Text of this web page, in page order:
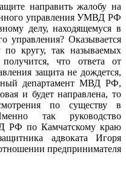
направить жалобу на
управления УМВД РФ
делу, находящемуся в
управления? Оказывается
по кругу, так называемых
что ответа от
защита не дождется,
департамент МВД РФ,
и будет направлена, то
по существу в
так руководство
РФ по Камчатскому краю
адвоката Игоря
предпринимателя